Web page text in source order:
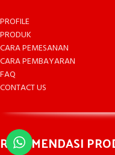
PROFILE
PRODUK
CARA PEMESANAN
CARA PEMBAYARAN
FAQ
CONTACT US
REKOMENDASI